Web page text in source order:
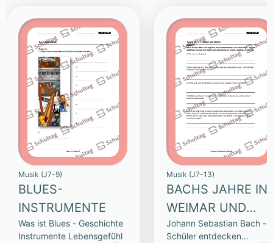
Musik (J7-9)
BLUES-
INSTRUMENTE
Was ist Blues - Geschichte
Instrumente Lebensgefühl
Musik (J7-13)
BACHS JAHRE IN
WEIMAR UND
KÖTHEN
Johann Sebastian Bach -
Schüler entdecken